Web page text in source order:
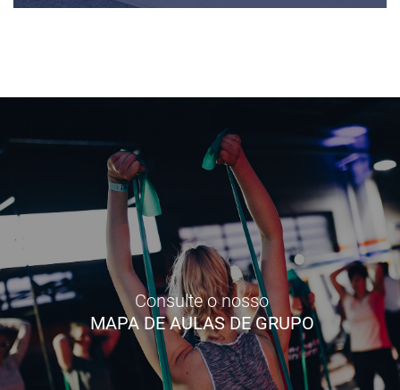
Consulte o nosso
MAPA DE AULAS DE GRUPO